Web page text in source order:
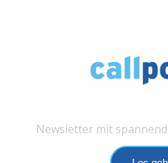
Newsletter mit